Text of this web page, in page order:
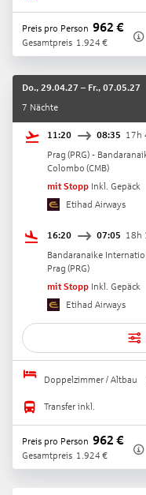
Preis pro Person 962 €
Gesamtpreis 1.924 €
Do., 29.04.27 – Fr., 07.05.27
7 Nächte
11:20 08:35 17h
Prag (PRG) -
Colombo (CMB)
mit Stopp Inkl. Gepäck
Etihad Airways
16:20 07:05 18h
Bandaranaike
Prag (PRG)
mit Stopp Inkl. Gepäck
Etihad Airways
Doppelzimmer / Altbau
Transfer inkl.
Preis pro Person 962 €
Gesamtpreis 1.924 €